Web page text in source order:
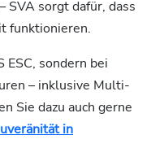
SVA sorgt dafür, dass
funktionieren.
sondern bei
– inklusive Multi-
Sie dazu auch gerne
in